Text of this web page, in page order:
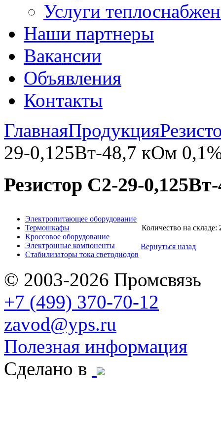
Услуги
Наши партнеры
Вакансии
Объявления
Контакты
ГлавнаяПродукция
29-0,125Вт-48,7 кОм
Резистор С2-29-
Электропитающее оборудование
Термошкафы
Кроссовое оборудование
Электронные компоненты
Стабилизаторы тока светодиодов
Количество на складе:
Вернуться назад
© 2003-2026 Промсвязь
+7 (499) 370-70-12
zavod@yps.ru
Полезная информация
Сделано в